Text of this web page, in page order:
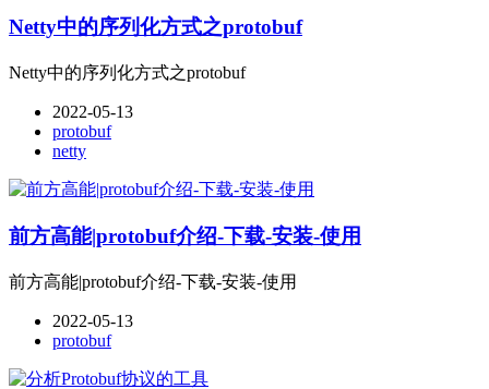
Netty中的序列化方式之protobuf
Netty中的序列化方式之protobuf
2022-05-13
protobuf
netty
前方高能|protobuf介绍-下载-安装-使用
前方高能|protobuf介绍-下载-安装-使用
2022-05-13
protobuf